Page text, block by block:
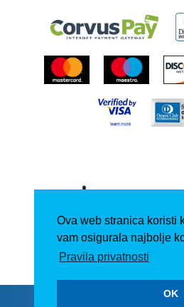
Ova web stranica koristi
vam osigurala najbolje
Pravila privatnosti
OK